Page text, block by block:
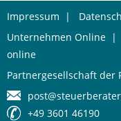
Impressum |
Unternehmen Online |
online
Partnergesellschaft der
+49 3601 46190